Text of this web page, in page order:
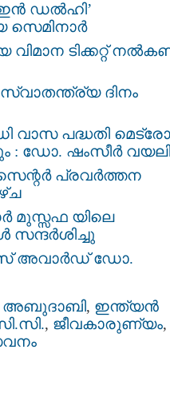
ഡൽഹി’
സെമിനാർ
ടിക്കറ്റ്
ദിനം
വാസ പദ്ധതി മെട്രോ
: ഡോ. ഷംസീർ
പ്രവർത്തന
മുസ്സഫ യിലെ
സന്ദര്‍ശിച്ചു
അവാര്‍ഡ് ഡോ.
അബുദാബി, ഇന്ത്യന്‍
, ജീവകാരുണ്യം,